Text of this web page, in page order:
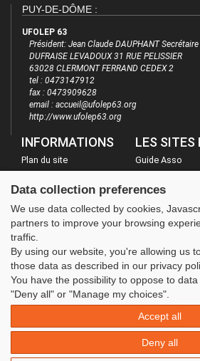
PUY-DE-DÔME :
UFOLEP 63
Président: Jean Claude DAUPHANT
DUFRAISE LEVADOUX 31 RUE PELISSIER
63028 CLERMONT FERRAND CEDEX 2
tel : 0473147912
fax : 0473909628
email : accueil@ufolep63.org
http://www.ufolep63.org
INFORMATIONS
Plan du site
Mentions légales
Administration
LES SITES
Guide Asso
Inscriptions
Data collection preferences
We use data collected by cookies,
partners to improve your browsing
traffic.
By using our website, you're allowing us
those data as described in our privacy
You have the possibility to oppose to
"Deny all" or "Manage my choices".
Accept all
Deny all